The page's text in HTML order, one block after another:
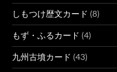
しもつけ歴文カード (8)
もず・ふるカード (4)
九州古墳カード (43)